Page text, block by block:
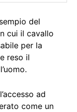
del
cui il cavallo
per la
reso il
ad
come un